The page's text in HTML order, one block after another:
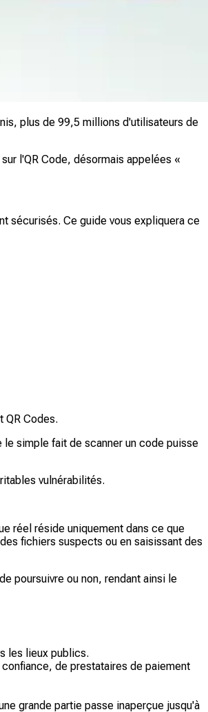
plus de 99,5 millions d'utilisateurs de
l'QR Code, désormais appelées «
sécurisés. Ce guide vous expliquera ce
QR Codes.
simple fait de scanner un code puisse
vulnérabilités.
réel réside uniquement dans ce que
fichiers suspects ou en saisissant des
poursuivre ou non, rendant ainsi le
les lieux publics.
de prestataires de paiement
grande partie passe inaperçue jusqu'à